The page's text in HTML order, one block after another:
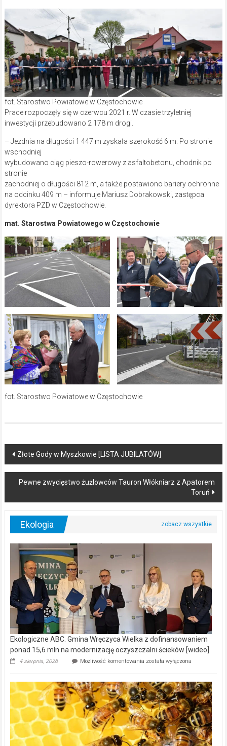
fot. Starostwo Powiatowe w Częstochowie
Prace rozpoczęły się w czerwcu 2021 r. W czasie trzyletniej
inwestycji przebudowano 2 178 m drogi.
– Jezdnia na długości 1 447 m zyskała szerokość 6 m. Po stronie
wschodniej
wybudowano ciąg pieszo-rowerowy z asfaltobetonu, chodnik po
stronie
zachodniej o długości 812 m, a także postawiono bariery ochronne
na odcinku 409 m – informuje Mariusz Dobrakowski, zastępca
dyrektora PZD w Częstochowie.
mat. Starostwa Powiatowego w Częstochowie
fot. Starostwo Powiatowe w Częstochowie
Post
navigation
Złote Gody w Myszkowie [LISTA JUBILATÓW]
Pewne zwycięstwo żużlowców Tauron Włókniarz z Apatorem
Toruń
Ekologia
Ekologiczne ABC. Gmina Wręczyca Wielka z dofinansowaniem
ponad 15,6 mln na modernizację oczyszczalni ścieków [wideo]
4 sierpnia, 2026 Możliwość komentowania Ekologiczne
Wręczyca
Wielka
z
dofinansowaniem
ponad
15,6
mln
na
została wyłączona